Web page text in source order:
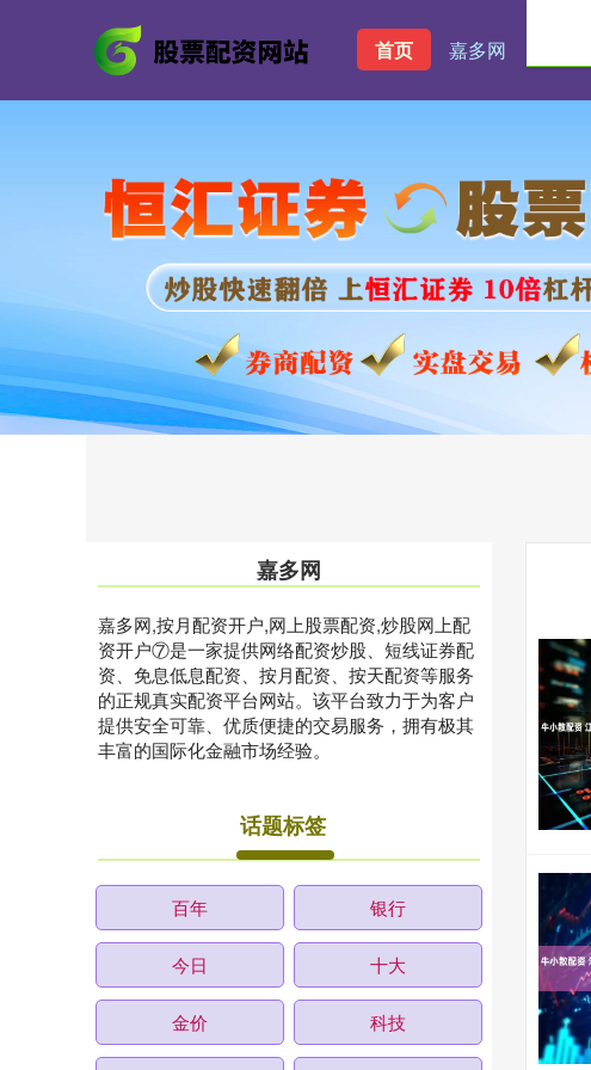
首页 嘉多网
嘉多网
嘉多网,按月配资开户,网上股票配资,炒股网上配
资开户⑦是一家提供网络配资炒股、短线证券配
资、免息低息配资、按月配资、按天配资等服务
的正规真实配资平台网站。该平台致力于为客户
提供安全可靠、优质便捷的交易服务，拥有极其
丰富的国际化金融市场经验。
话题标签
百年 银行
今日 十大
金价 科技